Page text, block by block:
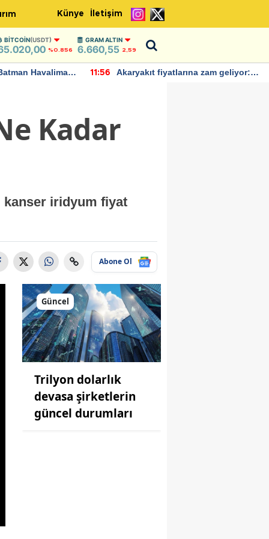
Künye İletişim
BITCOIN(USDT)
%0.856
GRAM ALTIN
6.660,55 2,59
Havalimanı
11:56
Akaryakıt fiyatlarına zam geliyor:
Kadar
iridyum fiyat
Abone Ol
Güncel
Trilyon dolarlık
devasa şirketlerin
güncel durumları